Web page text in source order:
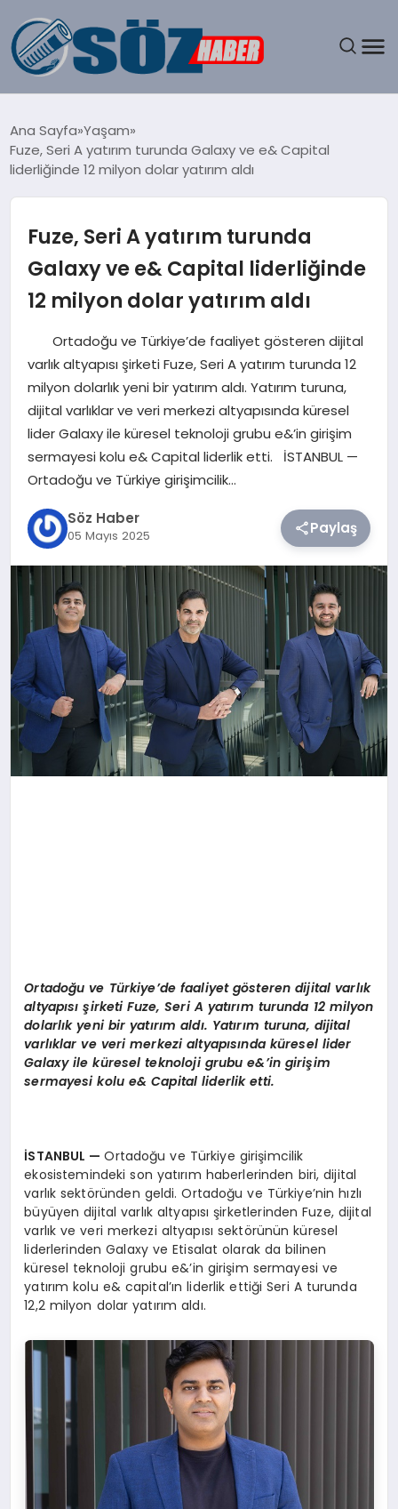
SPOR
EĞITIM
SAĞLIK
DÜNYA
TEKNOLOJI
SIYASET
YAŞAM
Ana Sayfa Yaşam
Fuze, Seri A yatırım turunda Galaxy ve e& Capital
liderliğinde 12 milyon dolar yatırım aldı
Fuze, Seri A yatırım turunda
Galaxy ve e& Capital liderliğinde
12 milyon dolar yatırım aldı
​​ Ortadoğu ve Türkiye’de faaliyet gösteren dijital
varlık altyapısı şirketi Fuze, Seri A yatırım turunda 12
milyon dolarlık yeni bir yatırım aldı. Yatırım turuna,
dijital varlıklar ve veri merkezi altyapısında küresel
lider Galaxy ile küresel teknoloji grubu e&’in girişim
sermayesi kolu e& Capital liderlik etti. İSTANBUL —
Ortadoğu ve Türkiye girişimcilik…
Söz Haber
05 Mayıs 2025 Paylaş
Ortadoğu ve Türkiye’de faaliyet gösteren dijital varlık
altyapısı şirketi Fuze, Seri A yatırım turunda 12 milyon
dolarlık yeni bir yatırım aldı. Yatırım turuna, dijital
varlıklar ve veri merkezi altyapısında küresel lider
Galaxy ile küresel teknoloji grubu e&’in girişim
sermayesi kolu e& Capital liderlik etti.
İSTANBUL —Ortadoğu ve Türkiye girişimcilik
ekosistemindeki son yatırım haberlerinden biri, dijital
varlık sektöründen geldi. Ortadoğu ve Türkiye’nin hızlı
büyüyen dijital varlık altyapısı şirketlerinden Fuze, dijital
varlık ve veri merkezi altyapısı sektörünün küresel
liderlerinden Galaxy ve Etisalat olarak da bilinen
küresel teknoloji grubu e&’in girişim sermayesi ve
yatırım kolu e& capital’ın liderlik ettiği Seri A turunda
12,2 milyon dolar yatırım aldı.